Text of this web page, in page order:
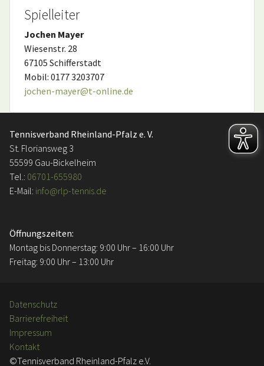
Spielleiter
Jochen Mayer
Wiesenstr. 28
67105 Schifferstadt
Mobil: 0177 3203707
jochen-mayer@t-online.de
Tennisverband Rheinland-Pfalz e. V.
St. Floriansweg 3
55599 Gau-Bickelheim
Tel.: 06701-655980
E-Mail: info@rlp-tennis.de
Öffnungszeiten:
Montag bis Donnerstag: 9:00 Uhr – 16:00 Uhr
Freitag: 9:00 Uhr – 13:00 Uhr
Datenschutz
Barrierefreiheit
Impressum
Kontakt
©Tennisverband Rheinland-Pfalz e.V.